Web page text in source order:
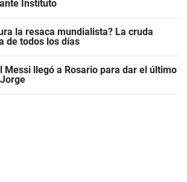
Instituto
la resaca mundialista? La cruda
de todos los días
Messi llegó a Rosario para dar el último